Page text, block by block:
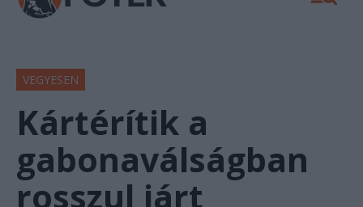
VEGYESEN
Kártérítik a
gabonaválságban
rosszul járt